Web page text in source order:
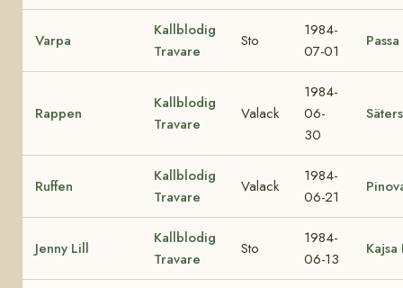
Varpa
Kallblodig
Travare
Sto
1984-
07-01
Passa
Rappen
Kallblodig
Travare
Valack
1984-
06-
30
Ruffen
Kallblodig
Travare
Valack
1984-
06-21
Jenny Lill
Kallblodig
Travare
Sto
1984-
06-13